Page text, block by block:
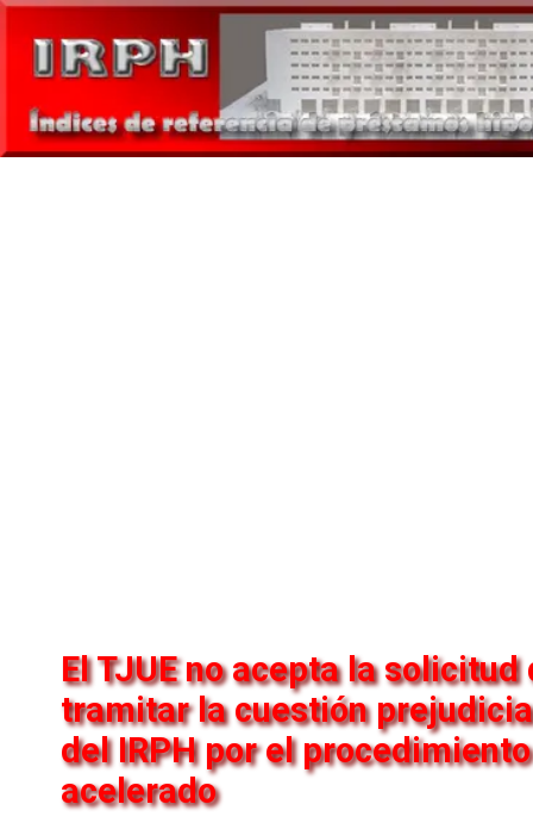
El TJUE no acepta la solicitud
tramitar la cuestión
del IRPH por el procedimiento
acelerado